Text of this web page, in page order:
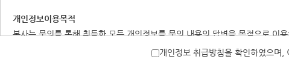
개인정보이용목적
본사는 문의를 통해 취득한 모든 개인정보를 문의 내용의 답변을 목적으로 이
개인정보 취급방침을 확인하였으며,